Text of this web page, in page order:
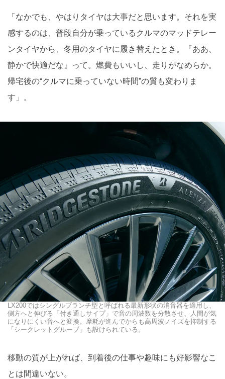
「なかでも、やはりタイヤは大事だと思います。それを実
感するのは、普段自分が乗っているクルマのマッドテレー
ンタイヤから、冬用のタイヤに履き替えたとき。『ああ、
静かで快適だな』って。燃費もいいし、走りがなめらか。
帰宅後の“クルマに乗っていない時間”の質も変わりま
す」。
LX200ではシングルブランチ型と呼ばれる最新形状の消音器を適用し、
側方へと伸びる「付き通しサイプ」で音の周波数を分散させ、人間が気
になりにくい音へと変換。摩耗が進んでからも高周波ノイズを抑制する
「シークレットグルーブ」も設けられている。
移動の質が上がれば、到着後の仕事や趣味にも好影響なこ
とは間違いない。